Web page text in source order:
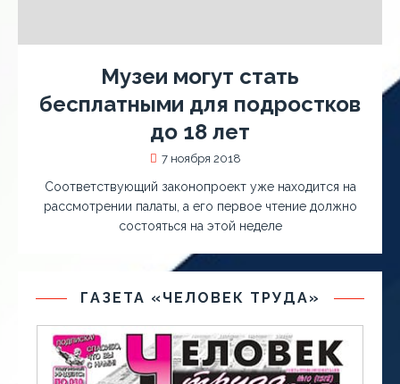
Музеи могут стать
бесплатными для подростков
до 18 лет
7 ноября 2018
Соответствующий законопроект уже находится на
рассмотрении палаты, а его первое чтение должно
состояться на этой неделе
ГАЗЕТА «ЧЕЛОВЕК ТРУДА»